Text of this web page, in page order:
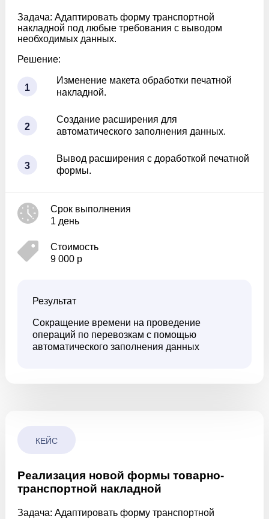
Задача: Адаптировать форму транспортной
накладной под любые требования с выводом
необходимых данных.
Решение:
1
Изменение макета обработки печатной
накладной.
2
Создание расширения для
автоматического заполнения данных.
3
Вывод расширения с доработкой печатной
формы.
Срок выполнения
1 день
Стоимость
9 000 р
Результат
Сокращение времени на проведение
операций по перевозкам с помощью
автоматического заполнения данных
КЕЙС
Реализация новой формы товарно-
транспортной накладной
Задача: Адаптировать форму транспортной